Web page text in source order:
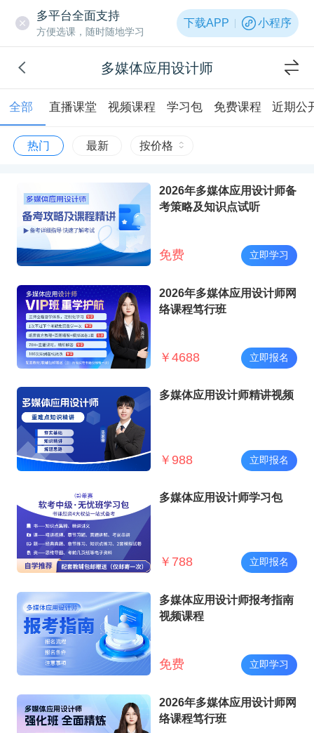
多平台全面支持
方便选课，随时随地学习
下载APP 小程序
多媒体应用设计师
全部 直播课堂 视频课程 学习包 免费课程 近期公
热门 最新 按价格
2026年多媒体应用设计师备
考策略及知识点试听
免费 立即学习
2026年多媒体应用设计师网
络课程笃行班
￥ 4688 立即报名
多媒体应用设计师精讲视频
￥ 988 立即报名
多媒体应用设计师学习包
￥ 788 立即报名
多媒体应用设计师报考指南
视频课程
免费 立即学习
2026年多媒体应用设计师网
络课程笃行班